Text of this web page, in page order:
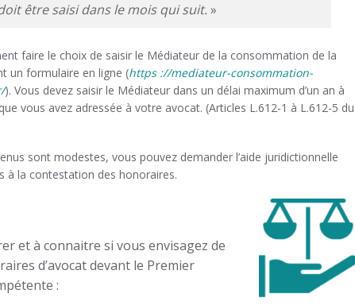
être saisi dans le mois qui suit. »
faire le choix de saisir le Médiateur de la consommation de la
un formulaire en ligne (https ://mediateur-consommation-
). Vous devez saisir le Médiateur dans un délai maximum d’un an à
vous avez adressée à votre avocat. (Articles L.612-1 à L.612-5 du
sont modestes, vous pouvez demander l’aide juridictionnelle
à la contestation des honoraires.
et à connaitre si vous envisagez de
d’avocat devant le Premier
: